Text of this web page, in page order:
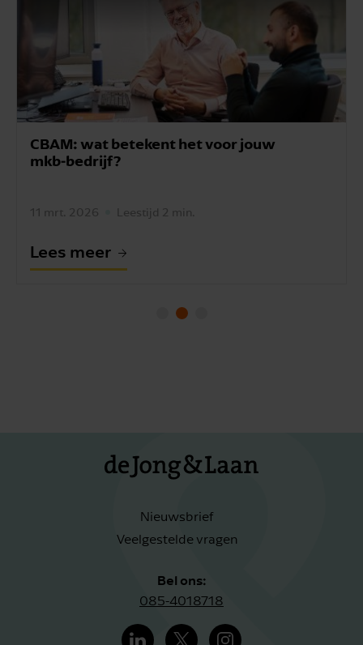
jouw
Duurzaam ondernemen in 2026:
27 jan. 2026
Nieuwsbrief
Veelgestelde vragen
Bel ons:
085-4018718